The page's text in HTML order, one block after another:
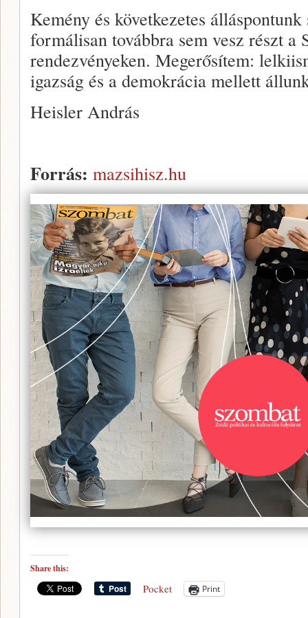
Kemény és következetes
formálisan továbbra sem vesz részt a
rendezvényeken. Megerősítem:
igazság és a demokrácia mellett
Heisler András
Forrás: mazsihisz.hu
Share this:
Pocket Print